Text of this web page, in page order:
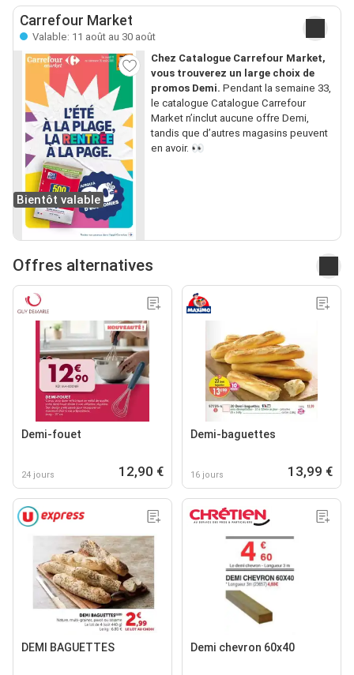
Carrefour Market
Valable: 11 août au 30 août
Bientôt valable
Chez Catalogue Carrefour Market,
vous trouverez un large choix de
promos Demi. Pendant la semaine 33,
le catalogue Catalogue Carrefour
Market n’inclut aucune offre Demi,
tandis que d’autres magasins peuvent
en avoir. 👀
Offres alternatives
Demi-fouet
24 jours 12,90 €
Demi-baguettes
16 jours 13,99 €
DEMI BAGUETTES Demi chevron 60x40